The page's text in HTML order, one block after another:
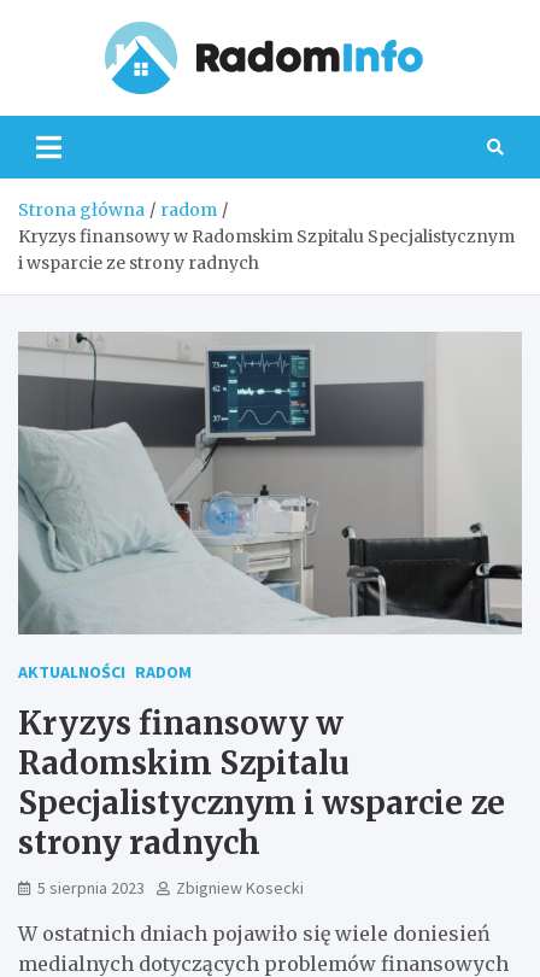
Strona główna
radom
Kryzys finansowy w Radomskim Szpitalu Specjalistycznym
i wsparcie ze strony radnych
AKTUALNOŚCI RADOM
Kryzys finansowy w
Radomskim Szpitalu
Specjalistycznym i wsparcie ze
strony radnych
5 sierpnia 2023 Zbigniew Kosecki
W ostatnich dniach pojawiło się wiele doniesień
medialnych dotyczących problemów finansowych